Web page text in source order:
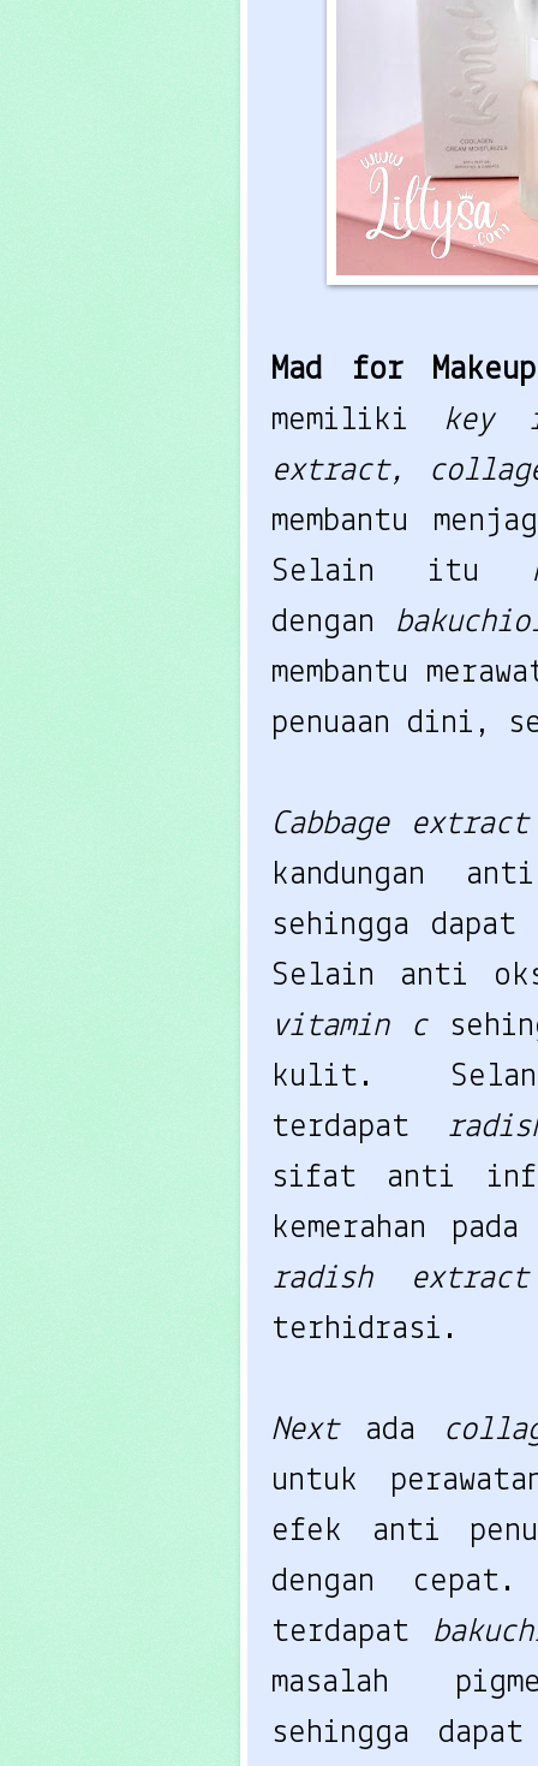
Mad for
memiliki key
extract,
membantu
Selain itu
dengan
membantu
penuaan dini,
Cabbage
kandungan
sehingga
Selain anti
vitamin c
kulit.
terdapat
sifat anti
kemerahan
radish
terhidrasi.
Nextada
untuk
efek anti
dengan
terdapat
masalah
sehingga